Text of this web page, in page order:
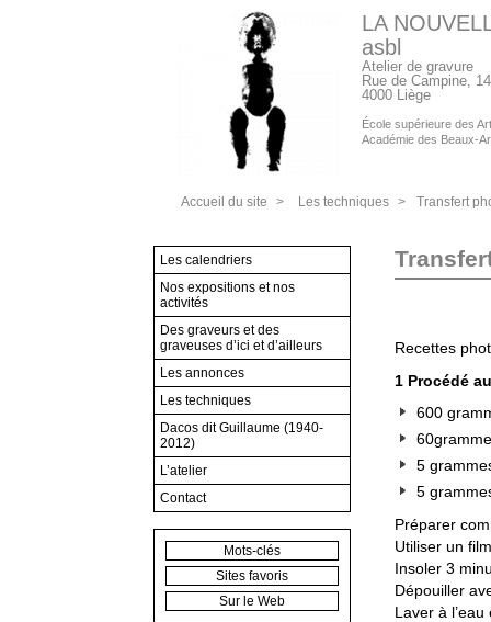
LA
asbl
Atelier de gravure
Rue de Campine, 14
4000 Liège
École supérieure des
Académie des Beaux-
Accueil du site > Les techniques > Transfert
Recettes
1 Procédé
600
5
5
Préparer
Utiliser un
Insoler 3
Dépouiller
Laver à
Les calendriers
Nos expositions et nos
activités
Des graveurs et des
graveuses d’ici et d’ailleurs
Les annonces
Les techniques
Dacos dit Guillaume (1940-
2012)
L’atelier
Contact
Mots-clés
Sites favoris
Sur le Web